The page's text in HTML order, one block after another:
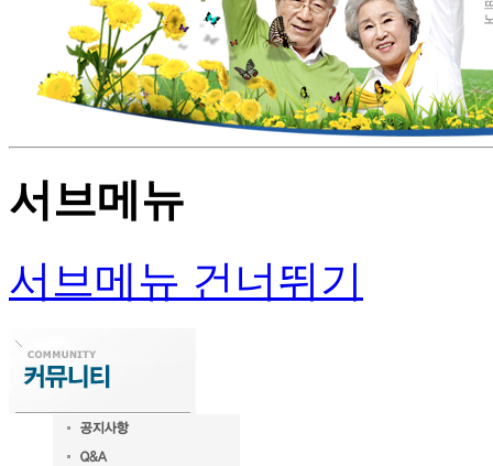
서브메뉴
서브메뉴 건너뛰기